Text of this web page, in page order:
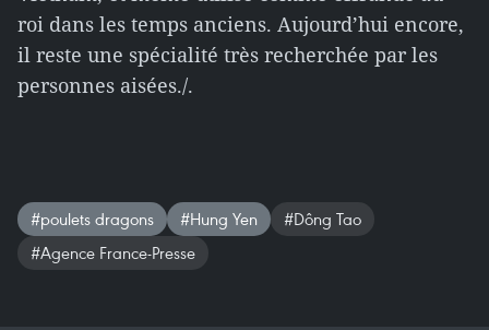
roi dans les temps anciens. Aujourd’hui encore,
il reste une spécialité très recherchée par les
personnes aisées./.
#poulets dragons #Hung Yen
#Dông Tao
#Agence France-Presse